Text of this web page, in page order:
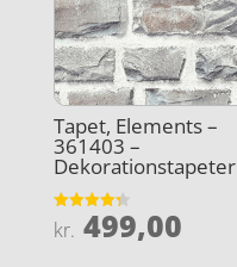
Tapet, Elements –
361403 –
Dekorationstapeter
Vurderet
4.3
kr. 499,00